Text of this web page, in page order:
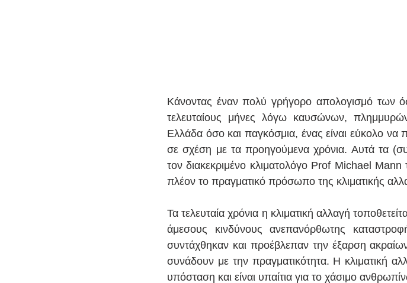
Κάνοντας έναν πολύ γρήγορο απολογισμό των
τελευταίους μήνες λόγω καυσώνων,
Ελλάδα όσο και παγκόσμια, ένας είναι εύκολο να
σε σχέση με τα προηγούμενα χρόνια. Αυτά τα
τον διακεκριμένο κλιματολόγο Prof Michael
πλέον το πραγματικό πρόσωπο της κλιματικής
Τα τελευταία χρόνια η κλιματική αλλαγή
άμεσους κινδύνους ανεπανόρθωτης
συντάχθηκαν και προέβλεπαν την έξαρση
συνάδουν με την πραγματικότητα. Η κλιματική
υπόσταση και είναι υπαίτια για το χάσιμο